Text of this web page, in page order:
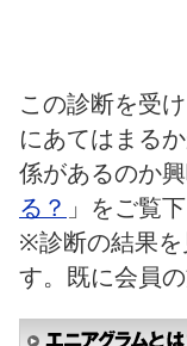
この診断を受
にあてはまる
係があるのか
る？ 」をご覧下
※診断の結果を
す。既に会員